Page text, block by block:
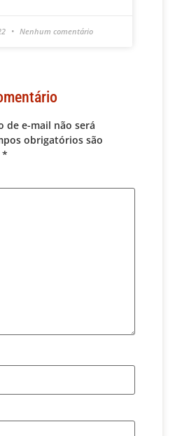
Nenhum comentário
de e-mail não será
obrigatórios são
*